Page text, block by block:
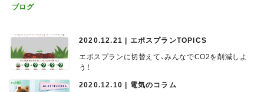
ブログ
2020.12.21 | エポスプランTOPICS
エポスプランに切替えて、みんなでCO2を削減しよ
う！
2020.12.10 | 電気のコラム